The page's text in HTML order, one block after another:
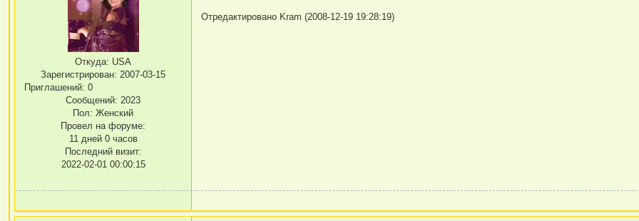
Откуда: USA
Зарегистрирован: 2007-03-15
Приглашений: 0
Сообщений: 2023
Пол: Женский
Провел на форуме:
11 дней 0 часов
Последний визит:
2022-02-01 00:00:15
Отредактировано Kram (2008-12-19 19:28:19)